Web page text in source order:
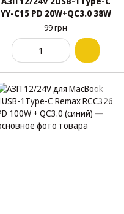
YY-C15 PD 20W+QC3.0 38W
99 грн